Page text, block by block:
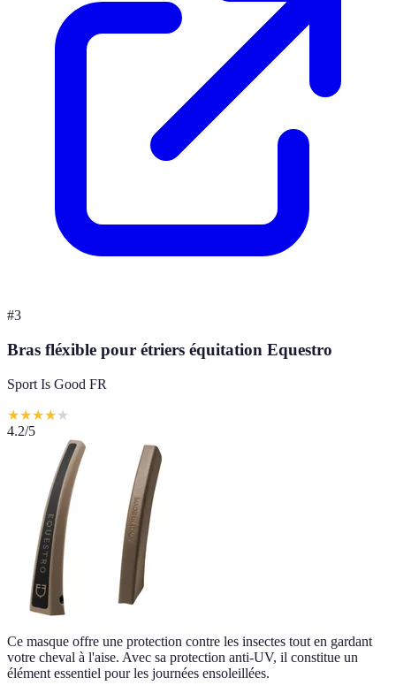
#3
Bras fléxible pour étriers équitation Equestro
Sport Is Good FR
★★★★★
4.2/5
Ce masque offre une protection contre les insectes tout en gardant
votre cheval à l'aise. Avec sa protection anti-UV, il constitue un
élément essentiel pour les journées ensoleillées.